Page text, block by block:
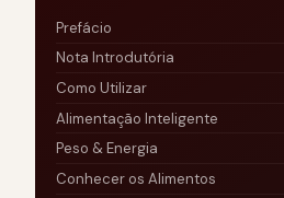
Prefácio
Nota Introdutória
Como Utilizar
Alimentação Inteligente
Peso & Energia
Conhecer os Alimentos